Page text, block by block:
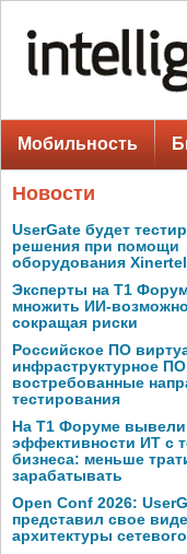
Мобильность
Новости
UserGate будет
решения при помощи
оборудования Xinertel
Эксперты на Т1
множить ИИ-
сокращая риски
Российское ПО
инфраструктурное
востребованные
тестирования
На Т1 Форуме
эффективности ИТ с
бизнеса: меньше
зарабатывать
Open Conf 2026:
представил свое
архитектуры